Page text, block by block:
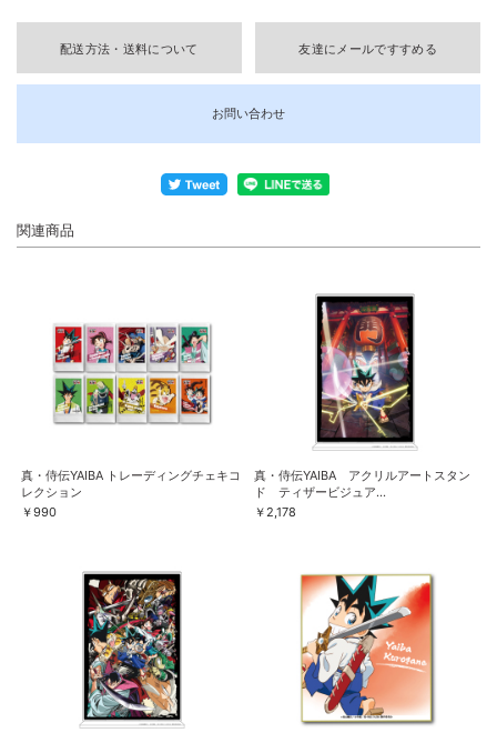
配送方法・送料について 友達にメールですすめる
お問い合わせ
関連商品
真・侍伝YAIBA トレーディングチェキコ
レクション
￥990
真・侍伝YAIBA アクリルアートスタン
ド ティザービジュア...
￥2,178